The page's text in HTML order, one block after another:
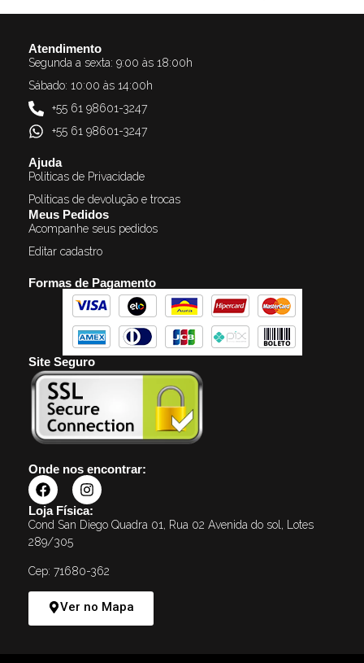
Atendimento
Segunda a sexta: 9:00 às 18:00h
Sábado: 10:00 às 14:00h
+55 61 98601-3247
+55 61 98601-3247
Ajuda
Politicas de Privacidade
Politicas de devolução e trocas
Meus Pedidos
Acompanhe seus pedidos
Editar cadastro
Formas de Pagamento
Site Seguro
Onde nos encontrar:
Loja Física:
Cond San Diego Quadra 01, Rua 02 Avenida do sol, Lotes
289/305
Cep: 71680-362
Ver no Mapa